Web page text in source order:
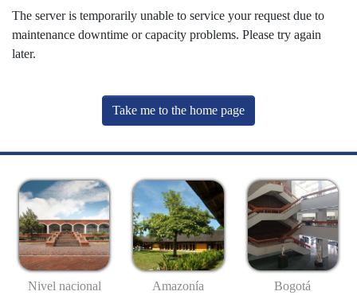
The server is temporarily unable to service your request due to
maintenance downtime or capacity problems. Please try again
later.
Take me to the home page
Nivel nacional Amazonía Bogotá